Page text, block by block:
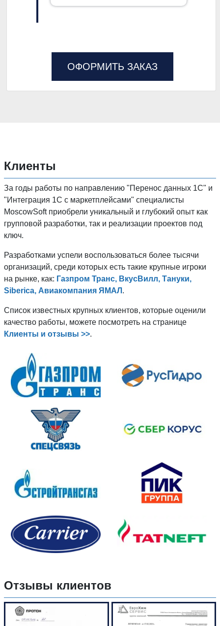
ОФОРМИТЬ ЗАКАЗ
Клиенты
За годы работы по направлению "Перенос данных 1C" и
"Интеграция 1С с маркетплейсами" специалисты
MoscowSoft приобрели уникальный и глубокий опыт как
групповой разработки, так и реализации проектов под
ключ.
Разработками успели воспользоваться более тысячи
организаций, среди которых есть такие крупные игроки
на рынке, как: Газпром Транс, ВкусВилл, Тануки,
Siberica, Авиакомпания ЯМАЛ .
Список известных крупных клиентов, которые оценили
качество работы, можете посмотреть на странице
Клиенты и отзывы >>.
Отзывы клиентов